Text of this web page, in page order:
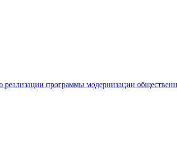
программы модернизации